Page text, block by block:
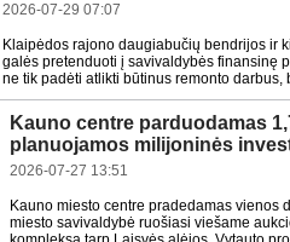
2026-07-29 07:07
Klaipėdos rajono daugiabučių bendrijos ir
galės pretenduoti į savivaldybės finansinę
ne tik padėti atlikti būtinus remonto
Kauno centre parduodamas
planuojamos milijoninės
2026-07-27 13:51
Kauno miesto centre pradedamas vienos
miesto savivaldybė ruošiasi viešame